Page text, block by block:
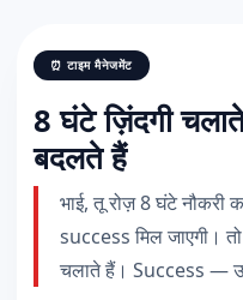
⏰ टाइम मैनेजमेंट
8 घंटे ज़िंदगी
बदलते हैं
भाई, तू रोज़ 8 घंटे नौकरी
success मिल जाएगी।
चलाते हैं। Success —